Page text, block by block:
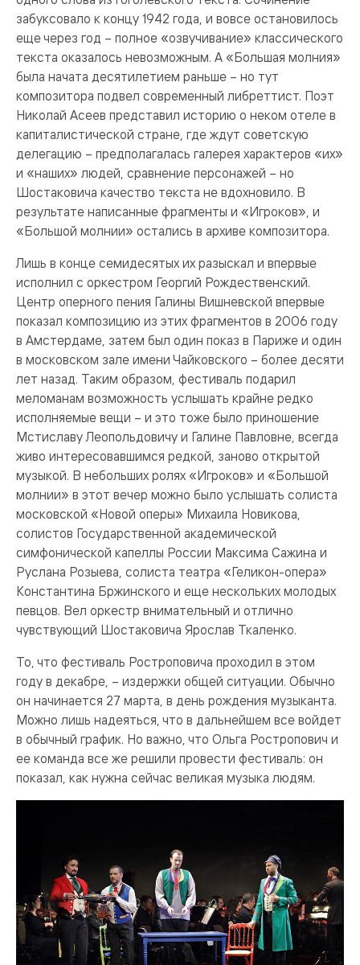
забуксовало к концу 1942 года, и вовсе остановилось
еще через год – полное «озвучивание» классического
текста оказалось невозможным. А «Большая молния»
была начата десятилетием раньше – но тут
композитора подвел современный либреттист. Поэт
Николай Асеев представил историю о неком отеле в
капиталистической стране, где ждут советскую
делегацию – предполагалась галерея характеров «их»
и «наших» людей, сравнение персонажей – но
Шостаковича качество текста не вдохновило. В
результате написанные фрагменты и «Игроков», и
«Большой молнии» остались в архиве композитора.
Лишь в конце семидесятых их разыскал и впервые
исполнил с оркестром Георгий Рождественский.
Центр оперного пения Галины Вишневской впервые
показал композицию из этих фрагментов в 2006 году
в Амстердаме, затем был один показ в Париже и один
в московском зале имени Чайковского – более десяти
лет назад. Таким образом, фестиваль подарил
меломанам возможность услышать крайне редко
исполняемые вещи – и это тоже было приношение
Мстиславу Леопольдовичу и Галине Павловне, всегда
живо интересовавшимся редкой, заново открытой
музыкой. В небольших ролях «Игроков» и «Большой
молнии» в этот вечер можно было услышать солиста
московской «Новой оперы» Михаила Новикова,
солистов Государственной академической
симфонической капеллы России Максима Сажина и
Руслана Розыева, солиста театра «Геликон-опера»
Константина Бржинского и еще нескольких молодых
певцов. Вел оркестр внимательный и отлично
чувствующий Шостаковича Ярослав Ткаленко.
То, что фестиваль Ростроповича проходил в этом
году в декабре, – издержки общей ситуации. Обычно
он начинается 27 марта, в день рождения музыканта.
Можно лишь надеяться, что в дальнейшем все войдет
в обычный график. Но важно, что Ольга Ростропович и
ее команда все же решили провести фестиваль: он
показал, как нужна сейчас великая музыка людям.